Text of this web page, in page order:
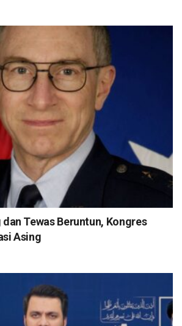
Tewas Beruntun, Kongres
Asing